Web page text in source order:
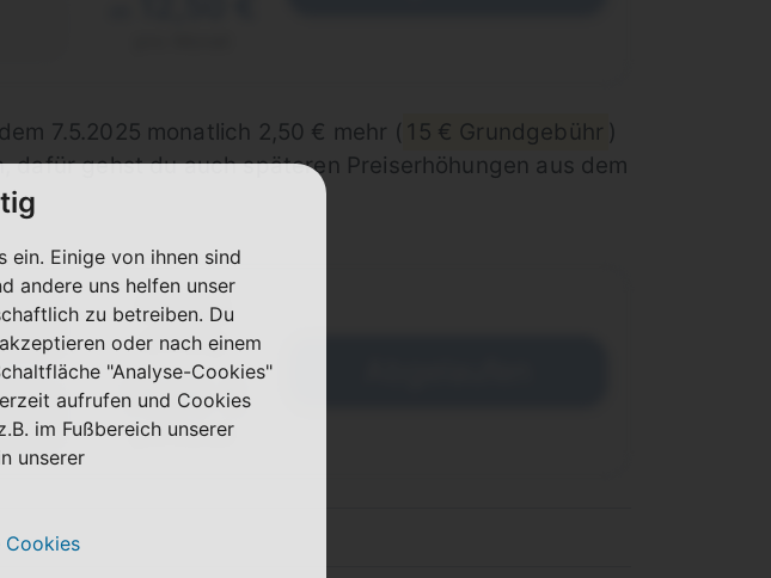
7.5.2025 monatlich 2,50 € mehr ( 15 € Grundgebühr )
dafür gehst du auch späteren Preiserhöhungen aus dem
19,90 €
einmalig
15,00 €
pro Monat
ein. Einige von ihnen sind
andere uns helfen unser
zu betreiben. Du
oder nach einem
"Analyse-Cookies"
aufrufen und Cookies
im Fußbereich unserer
unserer
Cookies